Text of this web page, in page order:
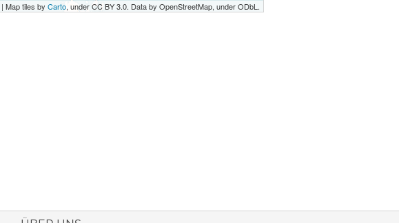
| Map tiles by Carto, under CC BY 3.0. Data by OpenStreetMap, under ODbL.